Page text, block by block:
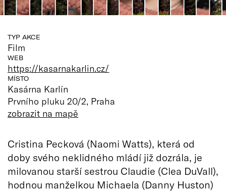
TYP AKCE
Film
WEB
https://kasarnakarlin.cz/
MÍSTO
Kasárna Karlín
Prvního pluku 20/2, Praha
zobrazit na mapě
Cristina Pecková (Naomi Watts), která od
doby svého neklidného mládí již dozrála, je
milovanou starší sestrou Claudie (Clea DuVall),
hodnou manželkou Michaela (Danny Huston)